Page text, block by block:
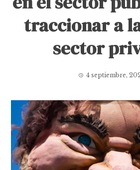
traccionar a
sector
4 septiembre,